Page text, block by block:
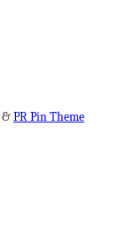
&PR Pin Theme